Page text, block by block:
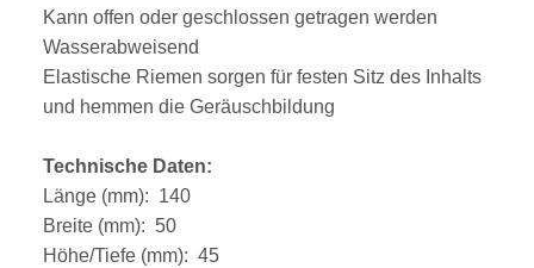
Kann offen oder geschlossen getragen werden
Wasserabweisend
Elastische Riemen sorgen für festen Sitz des Inhalts
und hemmen die Geräuschbildung
Technische Daten:
Länge (mm): 140
Breite (mm): 50
Höhe/Tiefe (mm): 45